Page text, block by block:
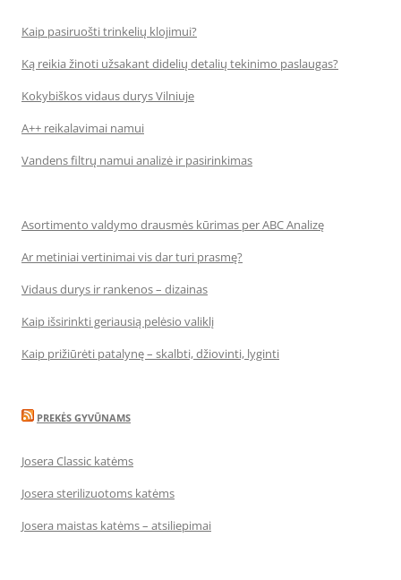
Kaip pasiruošti trinkelių klojimui?
Ką reikia žinoti užsakant didelių detalių tekinimo paslaugas?
Kokybiškos vidaus durys Vilniuje
A++ reikalavimai namui
Vandens filtrų namui analizė ir pasirinkimas
Asortimento valdymo drausmės kūrimas per ABC Analizę
Ar metiniai vertinimai vis dar turi prasmę?
Vidaus durys ir rankenos – dizainas
Kaip išsirinkti geriausią pelėsio valiklį
Kaip prižiūrėti patalynę – skalbti, džiovinti, lyginti
PREKĖS GYVŪNAMS
Josera Classic katėms
Josera sterilizuotoms katėms
Josera maistas katėms – atsiliepimai